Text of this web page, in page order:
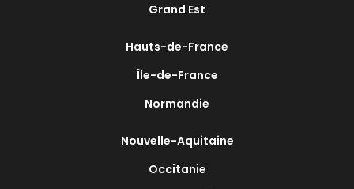
Grand Est
Hauts-de-France
Île-de-France
Normandie
Nouvelle-Aquitaine
Occitanie